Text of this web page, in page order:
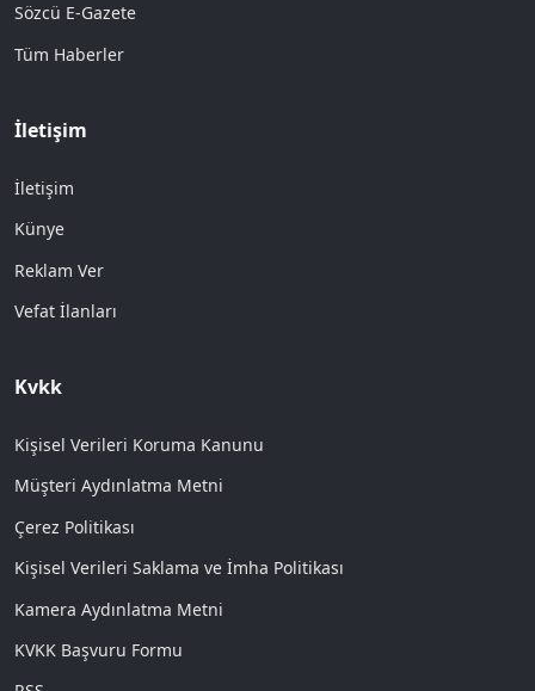
Sözcü E-Gazete
Tüm Haberler
İletişim
İletişim
Künye
Reklam Ver
Vefat İlanları
Kvkk
Kişisel Verileri Koruma Kanunu
Müşteri Aydınlatma Metni
Çerez Politikası
Kişisel Verileri Saklama ve İmha Politikası
Kamera Aydınlatma Metni
KVKK Başvuru Formu